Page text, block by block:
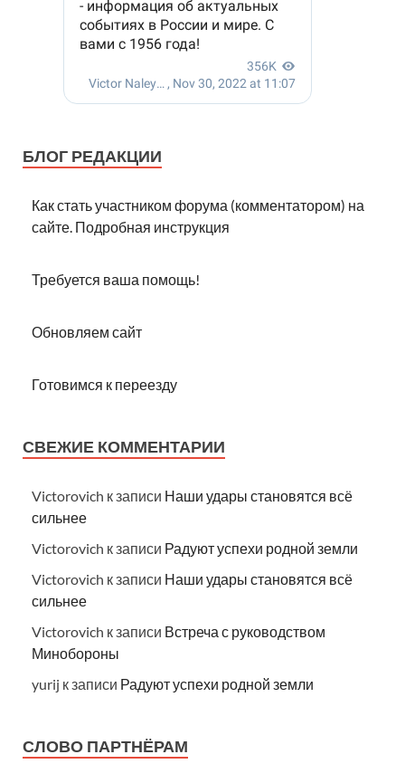
БЛОГ РЕДАКЦИИ
Как стать участником форума (комментатором) на
сайте. Подробная инструкция
Требуется ваша помощь!
Обновляем сайт
Готовимся к переезду
СВЕЖИЕ КОММЕНТАРИИ
Victorovich к записи Наши удары становятся всё
сильнее
Victorovich к записи Радуют успехи родной земли
Victorovich к записи Наши удары становятся всё
сильнее
Victorovich к записи Встреча с руководством
Минобороны
yurij к записи Радуют успехи родной земли
СЛОВО ПАРТНЁРАМ